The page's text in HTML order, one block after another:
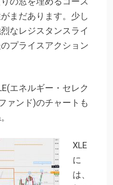
まだあります。少し
なレジスタンスライ
プライスアクション
エネルギー・セレク
ァンド)のチャートも
XLE
に
は、